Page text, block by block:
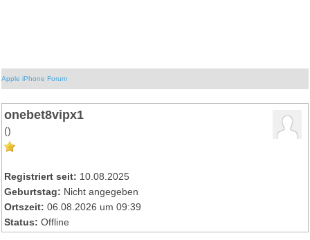
Apple iPhone Forum
onebet8vipx1
()
Registriert seit: 10.08.2025
Geburtstag: Nicht angegeben
Ortszeit: 06.08.2026 um 09:39
Status: Offline